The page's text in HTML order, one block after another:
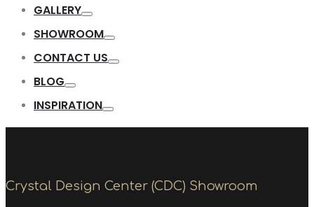
GALLERY
SHOWROOM
CONTACT US
BLOG
INSPIRATION
Crystal Design Center (CDC) Showroom